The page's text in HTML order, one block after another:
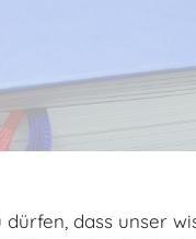
dass unser